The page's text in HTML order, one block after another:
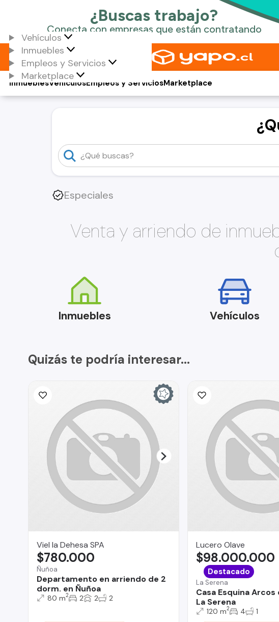
Vehículos
Inmuebles
Empleos y Servicios
Marketplace
Vehículos
Inmuebles Empleos y ServiciosMarketplace
Especiales
Venta y arriendo de
Inmuebles Vehículos
Quizás te podría interesar...
Viel la Dehesa SPA
Ñuñoa
Departamento en arriendo de 2
dorm. en Ñuñoa
$780.000
80 m2 2 2 2
Lucero Olave
La Serena
Casa Esquina Arcos
La Serena
$98.000.000
Destacado
120 m2 4 1